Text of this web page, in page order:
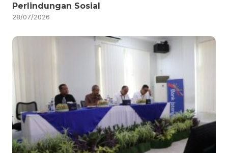
Perlindungan Sosial
28/07/2026